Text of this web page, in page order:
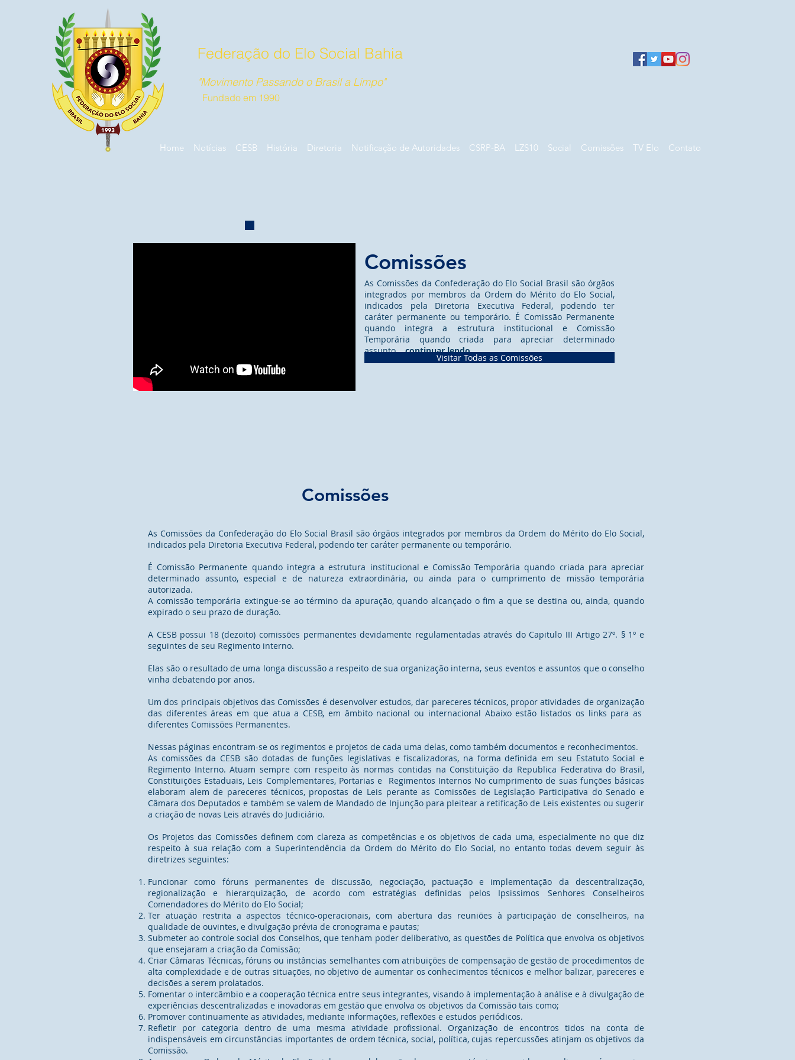
Federação do Elo Social Bahia
"Movimento Passando o Brasil a Limpo"
Fundado em 1990
Home Notícias CESB História Diretoria Notificação de Autoridades CSRP-BA LZS10 Social Comissões TV Elo Contato
Comissões
As Comissões da Confederação do Elo Social Brasil são órgãos
integrados por membros da Ordem do Mérito do Elo Social,
indicados pela Diretoria Executiva Federal, podendo ter
caráter permanente ou temporário. É Comissão Permanente
quando integra a estrutura institucional e Comissão
Temporária quando criada para apreciar determinado
assunto ...continuar lendo
Visitar Todas as Comissões
Comissões
As Comissões da Confederação do Elo Social Brasil são órgãos integrados por membros da Ordem do Mérito do Elo Social,
indicados pela Diretoria Executiva Federal, podendo ter caráter permanente ou temporário.
É Comissão Permanente quando integra a estrutura institucional e Comissão Temporária quando criada para apreciar
determinado assunto, especial e de natureza extraordinária, ou ainda para o cumprimento de missão temporária
autorizada.
A comissão temporária extingue-se ao término da apuração, quando alcançado o fim a que se destina ou, ainda, quando
expirado o seu prazo de duração.
A CESB possui 18 (dezoito) comissões permanentes devidamente regulamentadas através do Capitulo III Artigo 27º. § 1º e
seguintes de seu Regimento interno.
Elas são o resultado de uma longa discussão a respeito de sua organização interna, seus eventos e assuntos que o conselho
vinha debatendo por anos.
Um dos principais objetivos das Comissões é desenvolver estudos, dar pareceres técnicos, propor atividades de organização
das diferentes áreas em que atua a CESB, em âmbito nacional ou internacional Abaixo estão listados os links para as
diferentes Comissões Permanentes.
Nessas páginas encontram-se os regimentos e projetos de cada uma delas, como também documentos e reconhecimentos.
As comissões da CESB são dotadas de funções legislativas e fiscalizadoras, na forma definida em seu Estatuto Social e
Regimento Interno. Atuam sempre com respeito às normas contidas na Constituição da Republica Federativa do Brasil,
Constituições Estaduais, Leis Complementares, Portarias e Regimentos Internos No cumprimento de suas funções básicas
elaboram alem de pareceres técnicos, propostas de Leis perante as Comissões de Legislação Participativa do Senado e
Câmara dos Deputados e também se valem de Mandado de Injunção para pleitear a retificação de Leis existentes ou sugerir
a criação de novas Leis através do Judiciário.
Os Projetos das Comissões definem com clareza as competências e os objetivos de cada uma, especialmente no que diz
respeito à sua relação com a Superintendência da Ordem do Mérito do Elo Social, no entanto todas devem seguir às
diretrizes seguintes:
Funcionar como fóruns permanentes de discussão, negociação, pactuação e implementação da descentralização,
regionalização e hierarquização, de acordo com estratégias definidas pelos Ipsissimos Senhores Conselheiros
Comendadores do Mérito do Elo Social;
Ter atuação restrita a aspectos técnico-operacionais, com abertura das reuniões à participação de conselheiros, na
qualidade de ouvintes, e divulgação prévia de cronograma e pautas;
Submeter ao controle social dos Conselhos, que tenham poder deliberativo, as questões de Política que envolva os objetivos
que ensejaram a criação da Comissão;
Criar Câmaras Técnicas, fóruns ou instâncias semelhantes com atribuições de compensação de gestão de procedimentos de
alta complexidade e de outras situações, no objetivo de aumentar os conhecimentos técnicos e melhor balizar, pareceres e
decisões a serem prolatados.
Fomentar o intercâmbio e a cooperação técnica entre seus integrantes, visando à implementação à análise e à divulgação de
experiências descentralizadas e inovadoras em gestão que envolva os objetivos da Comissão tais como;
Promover continuamente as atividades, mediante informações, reflexões e estudos periódicos.
Refletir por categoria dentro de uma mesma atividade profissional. Organização de encontros tidos na conta de
indispensáveis em circunstâncias importantes de ordem técnica, social, política, cujas repercussões atinjam os objetivos da
Comissão.